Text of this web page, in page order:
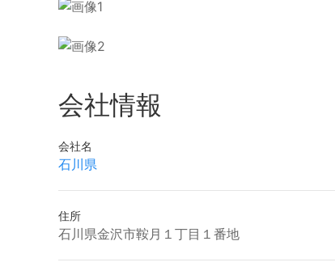
会社情報
会社名
石川県
住所
石川県金沢市鞍月１丁目１番地